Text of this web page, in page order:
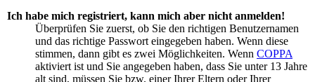
Ich habe mich registriert, kann mich aber nicht anmelden!
Überprüfen Sie zuerst, ob Sie den richtigen Benutzernamen
und das richtige Passwort eingegeben haben. Wenn diese
stimmen, dann gibt es zwei Möglichkeiten. Wenn COPPA
aktiviert ist und Sie angegeben haben, dass Sie unter 13 Jahre
alt sind, müssen Sie bzw. einer Ihrer Eltern oder Ihrer